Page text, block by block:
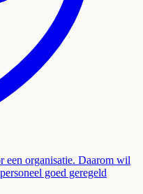
een organisatie. Daarom wil
goed geregeld